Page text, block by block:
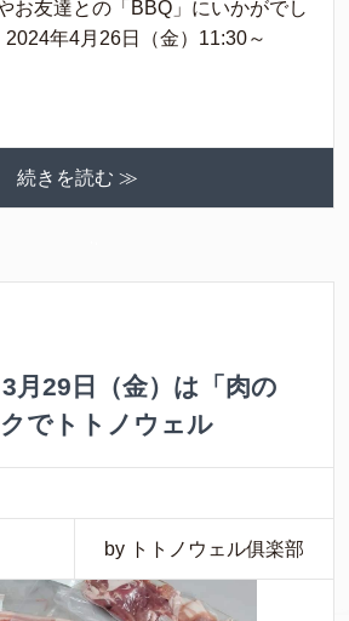
お友達との「BBQ」にいかがでし
年4月26日（金）11:30～
続きを読む ≫
3月29日（金）は「肉の
でトトノウェル
by トトノウェル俱楽部